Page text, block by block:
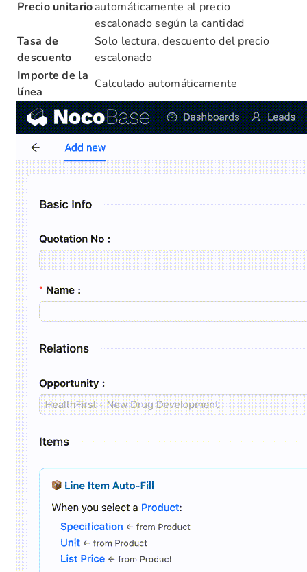
Precio unitarioautomáticamente al precio
escalonado según la cantidad
Tasa de
descuento
Solo lectura, descuento del precio
escalonado
Importe de la
línea
Calculado automáticamente